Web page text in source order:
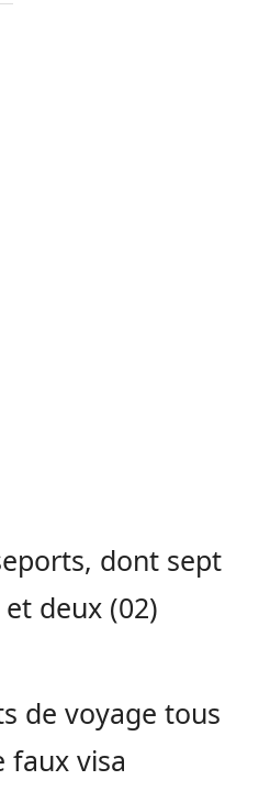
dont sept
deux (02)
de voyage tous
faux visa